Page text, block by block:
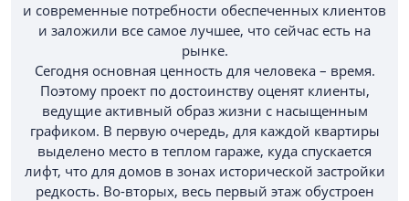
и современные потребности обеспеченных клиентов
и заложили все самое лучшее, что сейчас есть на
рынке.
Сегодня основная ценность для человека – время.
Поэтому проект по достоинству оценят клиенты,
ведущие активный образ жизни с насыщенным
графиком. В первую очередь, для каждой квартиры
выделено место в теплом гараже, куда спускается
лифт, что для домов в зонах исторической застройки
редкость. Во-вторых, весь первый этаж обустроен